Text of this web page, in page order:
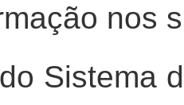
nos
Sistema